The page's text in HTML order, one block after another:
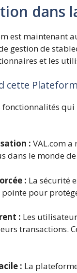
dans
est maintenant
gestion de
et les
cette
fonctionnalités
: VAL.com
dans le monde
: La sécurité
pour
: Les
transactions.
: La